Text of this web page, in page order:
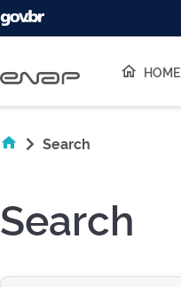
HOME
Search
Search